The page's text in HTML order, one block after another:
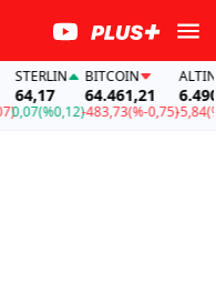
(%0,12)
BITCOIN
64.461,21
-483,73(%-0,75)
ALTIN
6.490,24
-5,84(%-